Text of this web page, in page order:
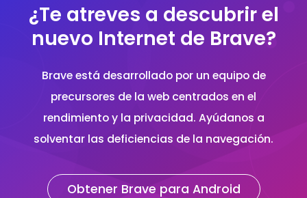
¿Te atreves a descubrir el
nuevo Internet de Brave?
Brave está desarrollado por un equipo de
precursores de la web centrados en el
rendimiento y la privacidad. Ayúdanos a
solventar las deficiencias de la navegación.
Obtener Brave para Android